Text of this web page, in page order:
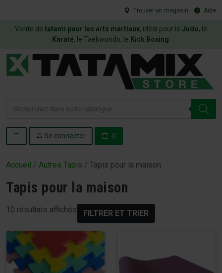
Trouver un magasin Aide
Vente de tatami pour les arts martiaux, idéal pour le Judo, le
Karaté, le Taekwondo, le Kick Boxing
de
Se connecter 0
Accueil / Autres Tapis / Tapis pour la maison
Tapis pour la maison
10 résultats affichés FILTRER ET TRIER